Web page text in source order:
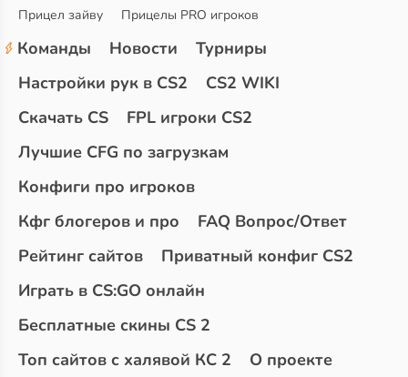
Прицел зайву
Прицелы PRO игроков
Команды Новости
Турниры
Настройки рук в CS2
CS2 WIKI
Скачать CS
FPL игроки CS2
Лучшие CFG по загрузкам
Конфиги про игроков
Кфг блогеров и про
FAQ Вопрос/Ответ
Рейтинг сайтов
Приватный конфиг CS2
Играть в CS:GO онлайн
Бесплатные скины CS 2
Топ сайтов с халявой КС 2
О проекте